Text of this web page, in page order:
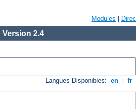
Modules
2.4
Langues Disponibles: en fr